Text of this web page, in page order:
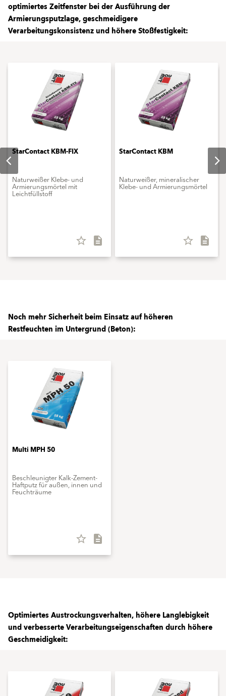
optimiertes Zeitfenster bei der Ausführung der
Armierungsputzlage, geschmeidigere
Verarbeitungskonsistenz und höhere Stoßfestigkeit:
StarContact KBM-FIX
Naturweißer Klebe- und
Armierungsmörtel mit
Leichtfüllstoff
star_border description
StarContact KBM
Naturweißer, mineralischer
Klebe- und Armierungsmörtel
star_border description
Noch mehr Sicherheit beim Einsatz auf höheren
Restfeuchten im Untergrund (Beton):
Multi MPH 50
Beschleunigter Kalk-Zement-
Haftputz für außen, innen und
Feuchträume
star_border description
Optimiertes Austrockungsverhalten, höhere Langlebigkeit
und verbesserte Verarbeitungseigenschaften durch höhere
Geschmeidigkeit: